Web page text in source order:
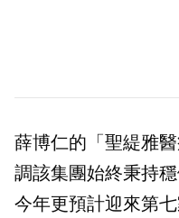
薛博仁的「聖緹雅
調該集團始終秉持
今年更預計迎來第